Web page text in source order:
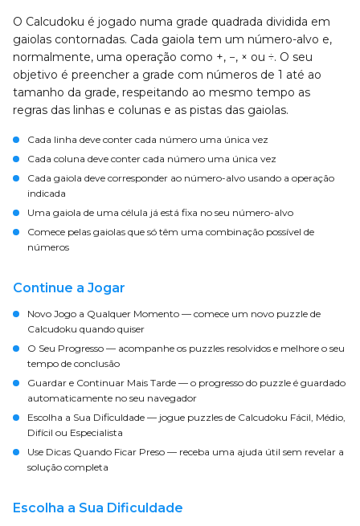
O Calcudoku é jogado numa grade quadrada dividida em
gaiolas contornadas. Cada gaiola tem um número-alvo e,
normalmente, uma operação como +, −, × ou ÷. O seu
objetivo é preencher a grade com números de 1 até ao
tamanho da grade, respeitando ao mesmo tempo as
regras das linhas e colunas e as pistas das gaiolas.
Cada linha deve conter cada número uma única vez
Cada coluna deve conter cada número uma única vez
Cada gaiola deve corresponder ao número-alvo usando a operação
indicada
Uma gaiola de uma célula já está fixa no seu número-alvo
Comece pelas gaiolas que só têm uma combinação possível de
números
Continue a Jogar
Novo Jogo a Qualquer Momento — comece um novo puzzle de
Calcudoku quando quiser
O Seu Progresso — acompanhe os puzzles resolvidos e melhore o seu
tempo de conclusão
Guardar e Continuar Mais Tarde — o progresso do puzzle é guardado
automaticamente no seu navegador
Escolha a Sua Dificuldade — jogue puzzles de Calcudoku Fácil, Médio,
Difícil ou Especialista
Use Dicas Quando Ficar Preso — receba uma ajuda útil sem revelar a
solução completa
Escolha a Sua Dificuldade